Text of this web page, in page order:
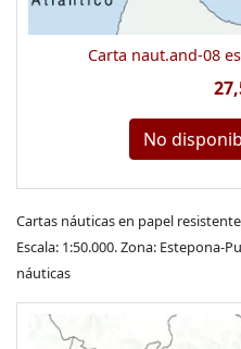
Carta naut.and-08
No
Cartas náuticas en papel
Escala: 1:50.000. Zona: Estepona-
náuticas